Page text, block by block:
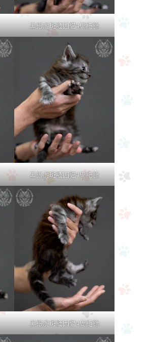
黑銀虎斑緬因貓4周紀錄
黑銀虎斑緬因貓4周紀錄
黑銀虎斑緬因貓4周紀錄